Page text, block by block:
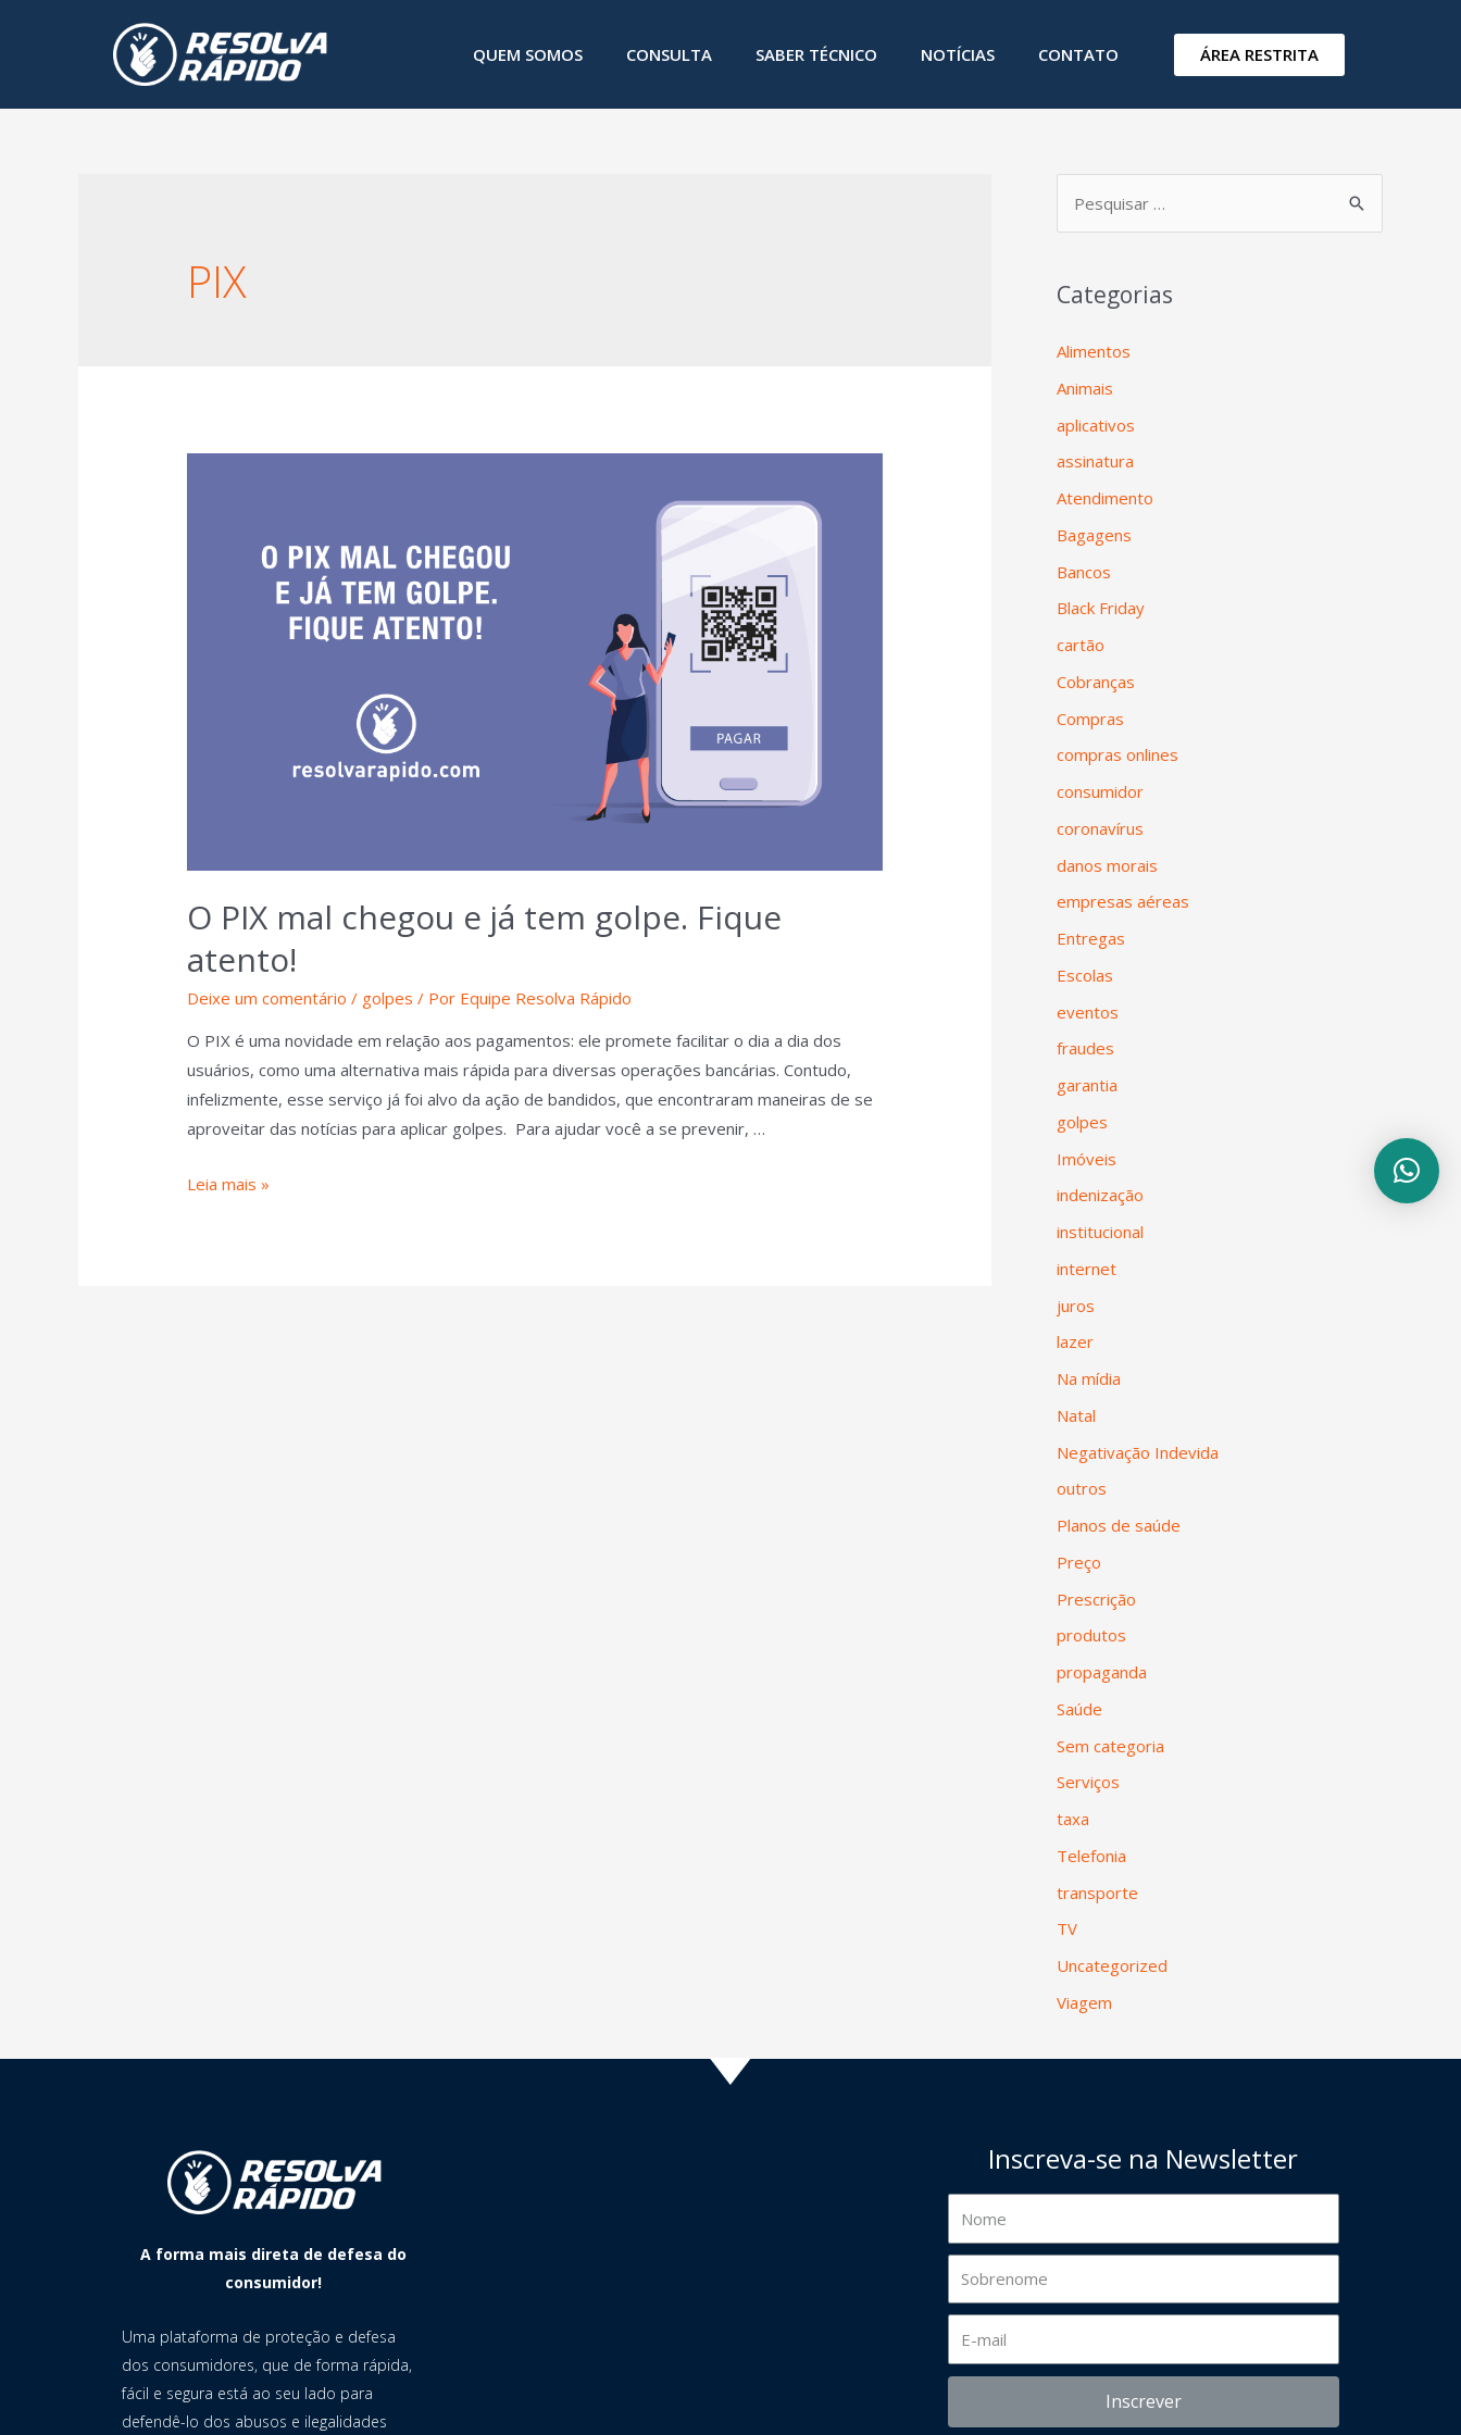
QUEM SOMOS CONSULTA SABER TÉCNICO NOTÍCIAS CONTATO ÁREA RESTRITA
PIX
O PIX mal chegou e já tem golpe. Fique
atento!
Deixe um comentário / golpes / Por Equipe Resolva Rápido
O PIX é uma novidade em relação aos pagamentos: ele promete facilitar o dia a dia dos
usuários, como uma alternativa mais rápida para diversas operações bancárias. Contudo,
infelizmente, esse serviço já foi alvo da ação de bandidos, que encontraram maneiras de se
aproveitar das notícias para aplicar golpes. Para ajudar você a se prevenir, …
Leia mais »
Categorias
Alimentos
Animais
aplicativos
assinatura
Atendimento
Bagagens
Bancos
Black Friday
cartão
Cobranças
Compras
compras onlines
consumidor
coronavírus
danos morais
empresas aéreas
Entregas
Escolas
eventos
fraudes
garantia
golpes
Imóveis
indenização
institucional
internet
juros
lazer
Na mídia
Natal
Negativação Indevida
outros
Planos de saúde
Preço
Prescrição
produtos
propaganda
Saúde
Sem categoria
Serviços
taxa
Telefonia
transporte
TV
Uncategorized
Viagem
A forma mais direta de defesa do
consumidor!
Uma plataforma de proteção e defesa
dos consumidores, que de forma rápida,
fácil e segura está ao seu lado para
defendê-lo dos abusos e ilegalidades
Inscreva-se na Newsletter
Inscrever